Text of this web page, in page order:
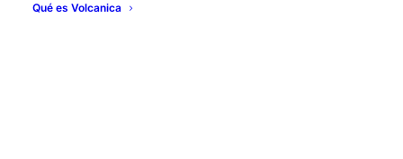
Qué es Volcanica